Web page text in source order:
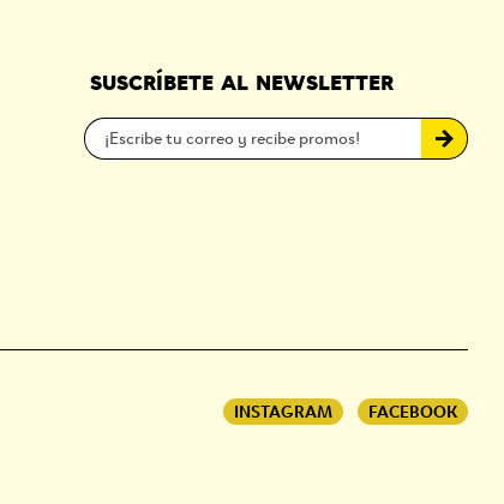
SUSCRÍBETE AL NEWSLETTER
INSTAGRAM FACEBOOK